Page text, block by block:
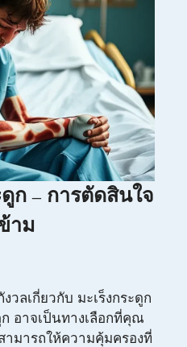
ก – การตัดสินใจ
าม
ลเกี่ยวกับ มะเร็งกระดูก
อาจเป็นทางเลือกที่คุณ
ามารถให้ความคุ้มครองที่